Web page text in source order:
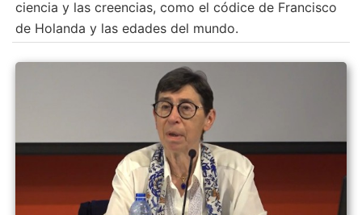
ciencia y las creencias, como el códice de Francisco
de Holanda y las edades del mundo.